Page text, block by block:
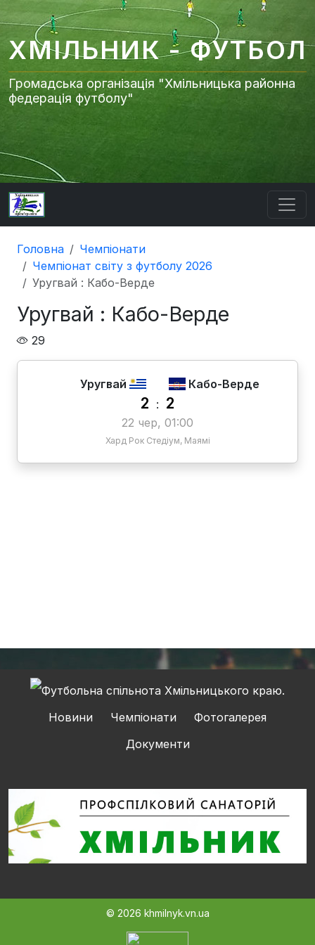
ХМІЛЬНИК - ФУТБОЛ
Громадська організація "Хмільницька районна
федерація футболу"
Головна
Чемпіонати
Чемпіонат світу з футболу 2026
Уругвай : Кабо-Верде
Уругвай : Кабо-Верде
29
Уругвай Кабо-Верде
2 : 2
22 чер, 01:00
Хард Рок Стедіум, Маямі
Новини Чемпіонати
Фотогалерея
Документи
© 2026 khmilnyk.vn.ua